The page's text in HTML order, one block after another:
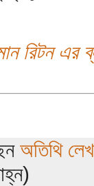
রিটন এর
অতিথি